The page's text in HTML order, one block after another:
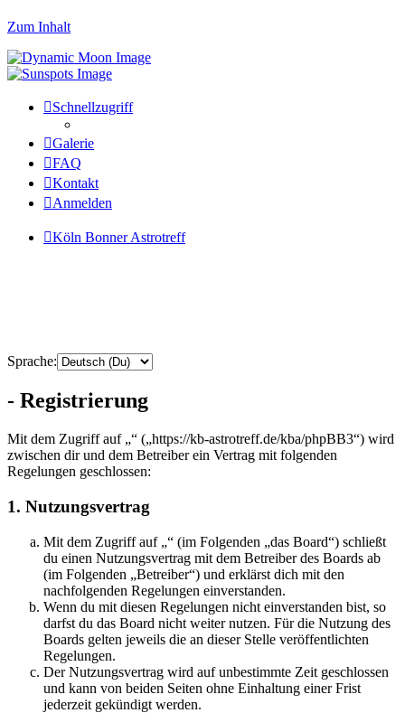
Zum Inhalt
Schnellzugriff
Galerie
FAQ
Kontakt
Anmelden
Köln Bonner Astrotreff
Sprache:
- Registrierung
Mit dem Zugriff auf „“ („https://kb-astrotreff.de/kba/phpBB3“) wird
zwischen dir und dem Betreiber ein Vertrag mit folgenden
Regelungen geschlossen:
1. Nutzungsvertrag
Mit dem Zugriff auf „“ (im Folgenden „das Board“) schließt
du einen Nutzungsvertrag mit dem Betreiber des Boards ab
(im Folgenden „Betreiber“) und erklärst dich mit den
nachfolgenden Regelungen einverstanden.
Wenn du mit diesen Regelungen nicht einverstanden bist, so
darfst du das Board nicht weiter nutzen. Für die Nutzung des
Boards gelten jeweils die an dieser Stelle veröffentlichten
Regelungen.
Der Nutzungsvertrag wird auf unbestimmte Zeit geschlossen
und kann von beiden Seiten ohne Einhaltung einer Frist
jederzeit gekündigt werden.